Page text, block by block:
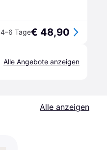
4–6 Tage€ 48,90
Alle Angebote anzeigen
Alle anzeigen